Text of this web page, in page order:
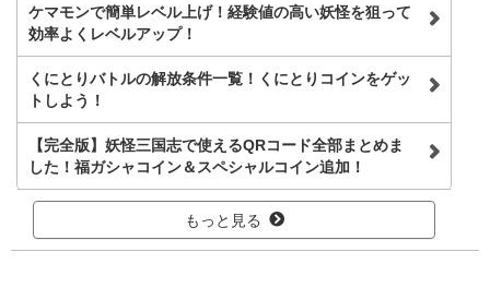
ケマモンで簡単レベル上げ！経験値の高い妖怪を狙って
効率よくレベルアップ！
くにとりバトルの解放条件一覧！くにとりコインをゲッ
トしよう！
【完全版】妖怪三国志で使えるQRコード全部まとめま
した！福ガシャコイン＆スペシャルコイン追加！
もっと見る